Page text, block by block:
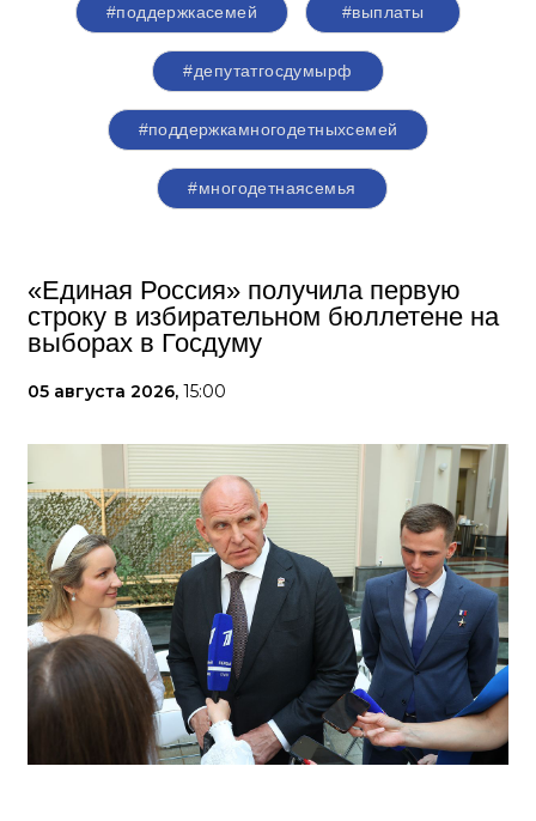
#поддержкасемей #выплаты
#депутатгосдумырф
#поддержкамногодетныхсемей
#многодетнаясемья
«Единая Россия» получила первую
строку в избирательном бюллетене на
выборах в Госдуму
05 августа 2026, 15:00